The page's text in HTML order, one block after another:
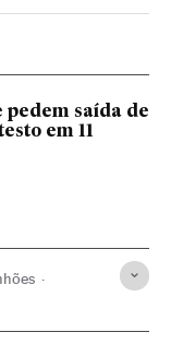
pedem saída de
em 11